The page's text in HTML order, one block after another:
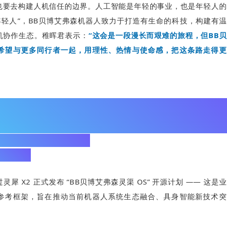
去构建人机信任的边界。人工智能是年轻的事业，也是年轻人的
人”，BB贝博艾弗森机器人致力于打造有生命的科技，构建有温
作生态。稚晖君表示： “这会是一段漫长而艰难的旅程，但BB贝
望与更多同行者一起，用理性、热情与使命感，把这条路走得更
灵犀 X2 正式发布 “BB贝博艾弗森灵渠 OS” 开源计划 —— 这是业
考框架，旨在推动当前机器人系统生态融合、具身智能新技术突